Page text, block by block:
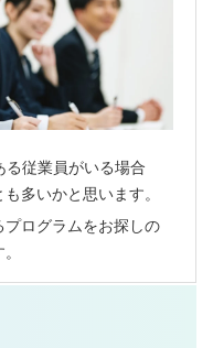
従業員がいる場合
多いかと思います。
ログラムをお探しの